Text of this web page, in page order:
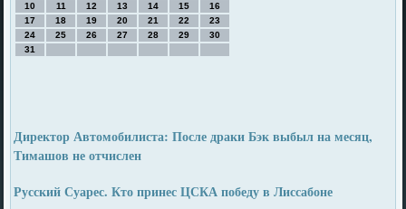
10
11 12 13 14 15
16
17
18 19 20 21 22
23
24
25 26 27 28 29
30
31
Директор Автомобилиста: После драки Бэк выбыл на месяц,
Тимашов не отчислен
Русский Суарес. Кто принес ЦСКА победу в Лиссабоне